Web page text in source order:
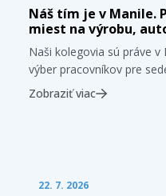
Náš tím je v Manile.
miest na výrobu,
Naši kolegovia sú práve
výber pracovníkov pre
Aktuálny nábor nie je
Zobraziť viac
22. 7. 2026